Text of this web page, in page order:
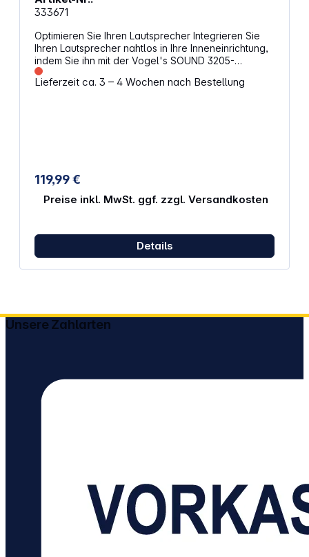
333671
Optimieren Sie Ihren Lautsprecher Integrieren Sie
Ihren Lautsprecher nahtlos in Ihre Inneneinrichtung,
indem Sie ihn mit der Vogel's SOUND 3205-
Wandhalterung an einer beliebigen Stelle an der
Wand befestigen. Montieren Sie die Halterung oben
Befestigung für Ihren Lautsprecher und ist in
Schwarz und Weiß passend zur Farbe Ihrer
Lautsprecher erhältlich. Eigenschaften:
Belastbarkeit: 6,5 kg
Lieferzeit ca. 3 – 4 Wochen nach Bestellung
119,99 €
Preise inkl. MwSt. ggf. zzgl. Versandkosten
Details
Unsere Zahlarten